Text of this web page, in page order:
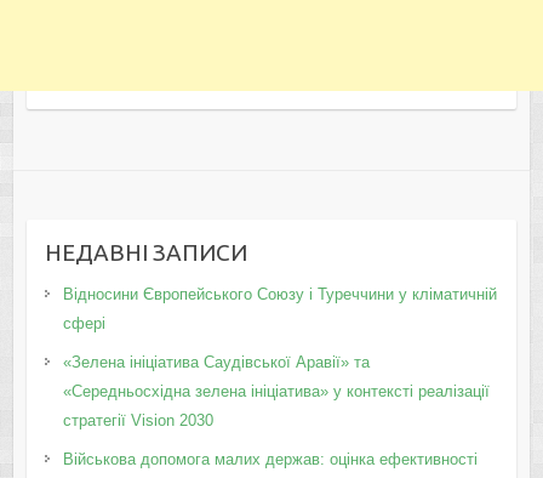
НЕДАВНІ ЗАПИСИ
Відносини Європейського Союзу і Туреччини у кліматичній
сфері
«Зелена ініціатива Саудівської Аравії» та
«Середньосхідна зелена ініціатива» у контексті реалізації
стратегії Vision 2030
Військова допомога малих держав: оцінка ефективності